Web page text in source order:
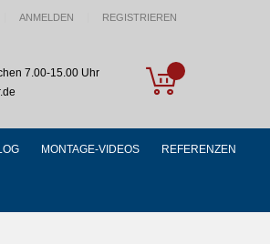
ANMELDEN REGISTRIEREN
My Cart
7.00-15.00 Uhr
MONTAGE-VIDEOS REFERENZEN